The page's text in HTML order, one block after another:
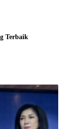
Terbaik